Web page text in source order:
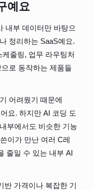
예요
내부 데이터만 바탕으
정리하는 SaaS예요.
줄링, 업무 라우팅처
로 동작하는 제품들
어려웠기 때문에
요. 하지만 AI 코딩 도
부에서도 비슷한 기능
이가 만난 여러 C레
줄일 수 있는 내부 AI
반 가격이나 복잡한 기